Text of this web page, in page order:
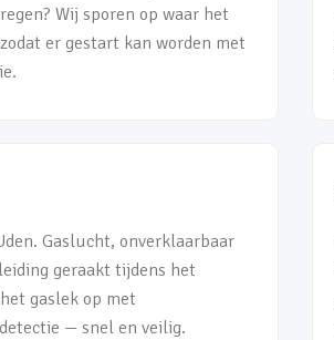
Wij sporen op waar het
er gestart kan worden met
Gaslucht, onverklaarbaar
geraakt tijdens het
gaslek op met
— snel en veilig.